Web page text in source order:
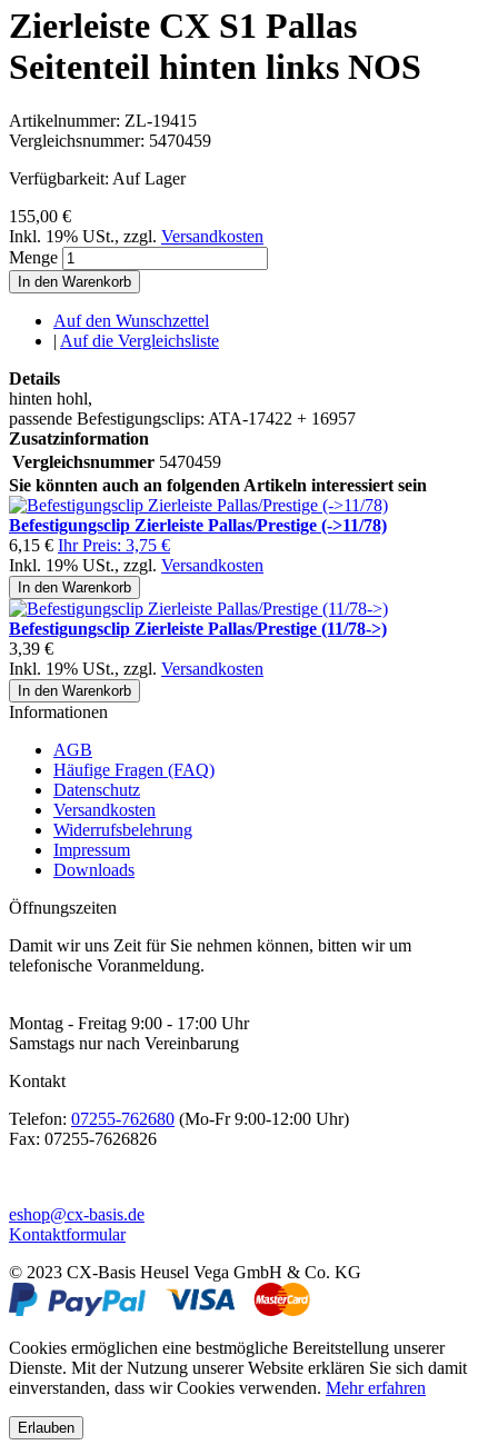
Zierleiste CX S1 Pallas
Seitenteil hinten links NOS
Artikelnummer: ZL-19415
Vergleichsnummer: 5470459
Verfügbarkeit: Auf Lager
155,00 €
Inkl. 19% USt., zzgl. Versandkosten
Menge
In den Warenkorb
Auf den Wunschzettel
| Auf die Vergleichsliste
Details
hinten hohl,
passende Befestigungsclips: ATA-17422 + 16957
Zusatzinformation
Vergleichsnummer 5470459
Sie könnten auch an folgenden Artikeln interessiert sein
Befestigungsclip Zierleiste Pallas/Prestige (->11/78)
6,15 € Ihr Preis: 3,75 €
Inkl. 19% USt., zzgl. Versandkosten
In den Warenkorb
Befestigungsclip Zierleiste Pallas/Prestige (11/78->)
3,39 €
Inkl. 19% USt., zzgl. Versandkosten
In den Warenkorb
Informationen
AGB
Häufige Fragen (FAQ)
Datenschutz
Versandkosten
Widerrufsbelehrung
Impressum
Downloads
Öffnungszeiten
Damit wir uns Zeit für Sie nehmen können, bitten wir um
telefonische Voranmeldung.
Montag - Freitag 9:00 - 17:00 Uhr
Samstags nur nach Vereinbarung
Kontakt
Telefon: 07255-762680 (Mo-Fr 9:00-12:00 Uhr)
Fax: 07255-7626826
eshop@cx-basis.de
Kontaktformular
© 2023 CX-Basis Heusel Vega GmbH & Co. KG
Cookies ermöglichen eine bestmögliche Bereitstellung unserer
Dienste. Mit der Nutzung unserer Website erklären Sie sich damit
einverstanden, dass wir Cookies verwenden. Mehr erfahren
Erlauben